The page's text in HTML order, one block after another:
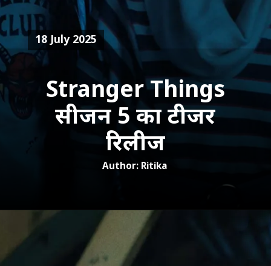
Stranger Things
सीजन 5 का टीजर
रिलीज
18 July 2025
Author: Ritika